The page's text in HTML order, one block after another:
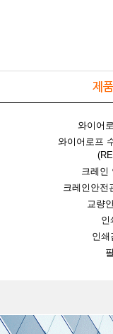
와이어
와이어로프
크레인
크레인안전
교량
인
인쇄